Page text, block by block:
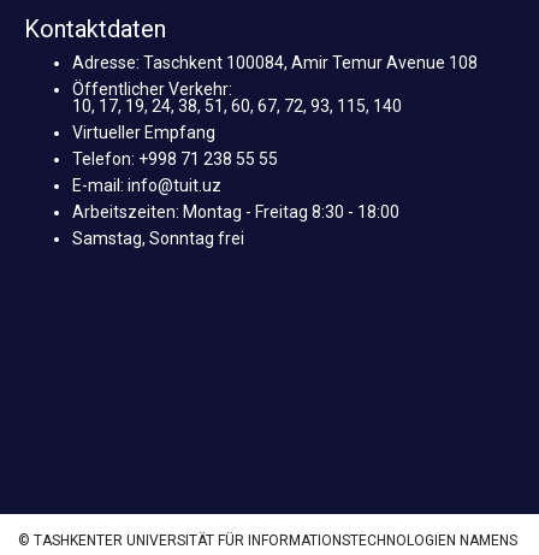
Kontaktdaten
Adresse: Taschkent 100084, Amir Temur Avenue 108
Öffentlicher Verkehr:
10, 17, 19, 24, 38, 51, 60, 67, 72, 93, 115, 140
Virtueller Empfang
Telefon: +998 71 238 55 55
E-mail: info@tuit.uz
Arbeitszeiten: Montag - Freitag 8:30 - 18:00
Samstag, Sonntag frei
© TASHKENTER UNIVERSITÄT FÜR INFORMATIONSTECHNOLOGIEN NAMENS